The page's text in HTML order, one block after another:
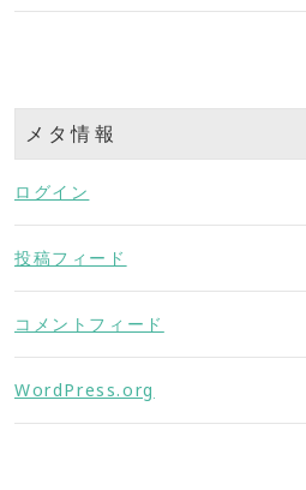
メタ情報
ログイン
投稿フィード
コメントフィード
WordPress.org